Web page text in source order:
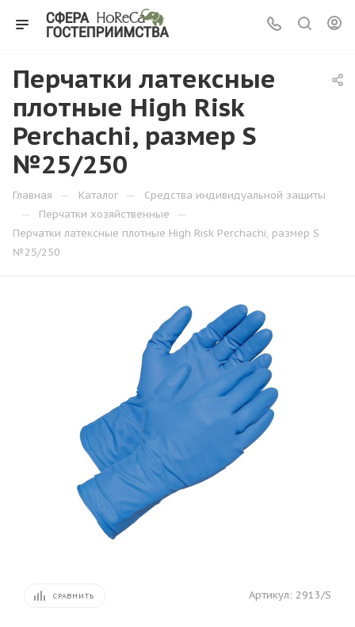
Перчатки латексные
плотные High Risk
Perchachi, размер S
№25/250
Главная — Каталог — Средства индивидуальной защиты
— Перчатки хозяйственные —
Перчатки латексные плотные High Risk Perchachi, размер S
№25/250
СРАВНИТЬ Артикул: 2913/S